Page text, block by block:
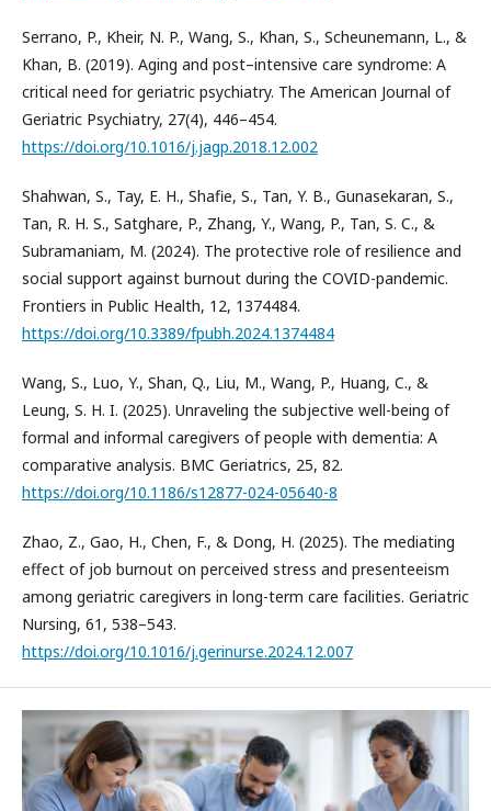
Serrano, P., Kheir, N. P., Wang, S., Khan, S., Scheunemann, L., &
Khan, B. (2019). Aging and post–intensive care syndrome: A
critical need for geriatric psychiatry. The American Journal of
Geriatric Psychiatry, 27(4), 446–454.
https://doi.org/10.1016/j.jagp.2018.12.002
Shahwan, S., Tay, E. H., Shafie, S., Tan, Y. B., Gunasekaran, S.,
Tan, R. H. S., Satghare, P., Zhang, Y., Wang, P., Tan, S. C., &
Subramaniam, M. (2024). The protective role of resilience and
social support against burnout during the COVID-pandemic.
Frontiers in Public Health, 12, 1374484.
https://doi.org/10.3389/fpubh.2024.1374484
Wang, S., Luo, Y., Shan, Q., Liu, M., Wang, P., Huang, C., &
Leung, S. H. I. (2025). Unraveling the subjective well-being of
formal and informal caregivers of people with dementia: A
comparative analysis. BMC Geriatrics, 25, 82.
https://doi.org/10.1186/s12877-024-05640-8
Zhao, Z., Gao, H., Chen, F., & Dong, H. (2025). The mediating
effect of job burnout on perceived stress and presenteeism
among geriatric caregivers in long-term care facilities. Geriatric
Nursing, 61, 538–543.
https://doi.org/10.1016/j.gerinurse.2024.12.007